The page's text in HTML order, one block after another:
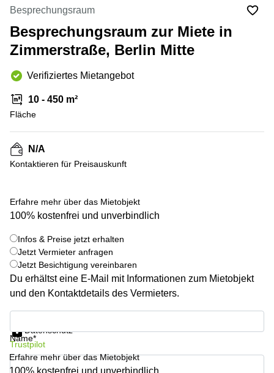
Düsseldorf
Büro
mieten
Köln
Büro
Essen
Büro
mieten
Hannover
Seminarraum
mieten
Neuss
Büro
mieten
Hamburg
Büro
mieten
Mitte
Büro
mieten
Dortmund
Berlin
Kienberger
Allee 4
Berlin
Schönefeld
8 Hannover
21 Regus
Düsseldorf
Arcus
Str.
Mainzer
69
Frankfurt
Europaplatz
2 Berlin
Regus
726 Köln
Hohenstaufenring
62 Köln
Besprechungsraum
Besprechungsraum zur Miete in
Zimmerstraße, Berlin Mitte
Verifiziertes Mietangebot
10 - 450 m²
Fläche
N/A
Kontaktieren für Preisauskunft
Erfahre mehr über das Mietobjekt
100% kostenfrei und unverbindlich
Infos & Preise jetzt erhalten
Jetzt Vermieter anfragen
Jetzt Besichtigung vereinbaren
Du erhältst eine E-Mail mit Informationen zum Mietobjekt
und den Kontaktdetails des Vermieters.
Name*
Datenschutz
Trustpilot
Erfahre mehr über das Mietobjekt
100% kostenfrei und unverbindlich